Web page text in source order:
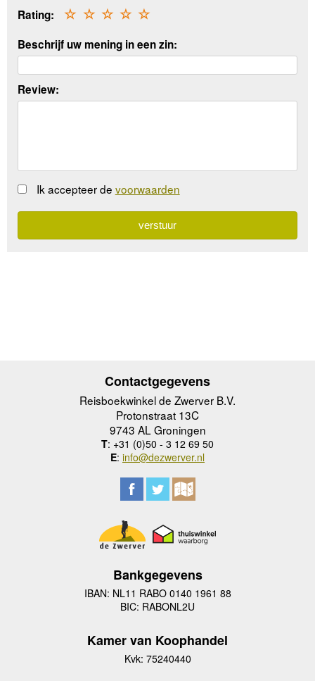
Rating: ☆
☆
☆
☆
☆
Beschrijf uw mening in een zin:
Review:
Ik accepteer de voorwaarden
Contactgegevens
Reisboekwinkel de Zwerver B.V.
Protonstraat 13C
9743 AL Groningen
T: +31 (0)50 - 3 12 69 50
E: info@dezwerver.nl
Bankgegevens
IBAN: NL11 RABO 0140 1961 88
BIC: RABONL2U
Kamer van Koophandel
Kvk: 75240440